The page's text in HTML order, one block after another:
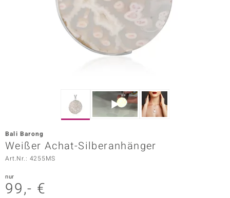
Vogue
Bali Barong
Weißer Achat-Silberanhänger
Art.Nr.: 4255MS
nur
99,- €